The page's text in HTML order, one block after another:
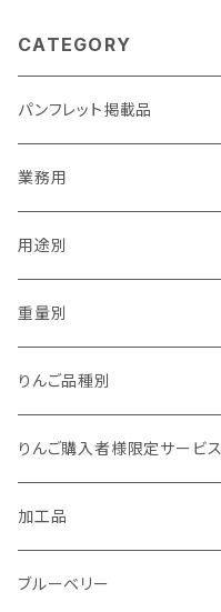
CATEGORY
パンフレット掲載品
業務用
用途別
贈答用
家庭用（訳あり）
加工用
重量別
1kg以下
1kg
1.5kg～2kg
2.5kg～3kg
りんご品種別
夏あかり
シナノリップ
サンつがる
りんご購入者様限定サービス
加工品
ジュース
ブルーベリー